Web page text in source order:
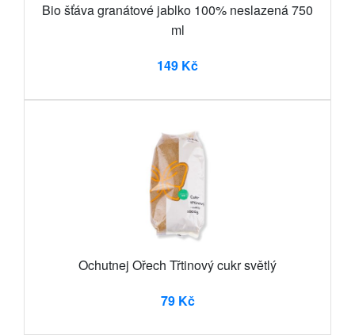
Bio šťáva granátové jablko 100% neslazená 750
ml
149 Kč
Ochutnej Ořech Třtinový cukr světlý
79 Kč